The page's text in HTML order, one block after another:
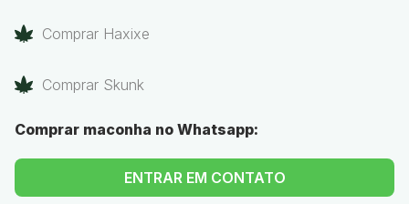
Comprar Haxixe
Comprar Skunk
Comprar maconha no Whatsapp:
ENTRAR EM CONTATO